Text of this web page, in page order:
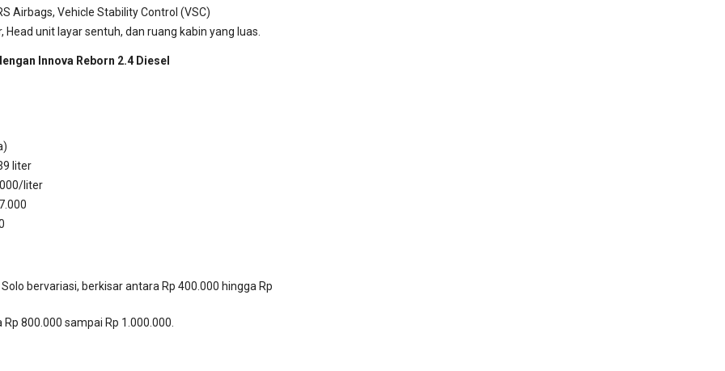
Airbags, Vehicle Stability Control (VSC)
unit layar sentuh, dan ruang kabin yang luas.
Innova Reborn 2.4 Diesel
liter
liter
bervariasi, berkisar antara Rp 400.000 hingga Rp
800.000 sampai Rp 1.000.000.